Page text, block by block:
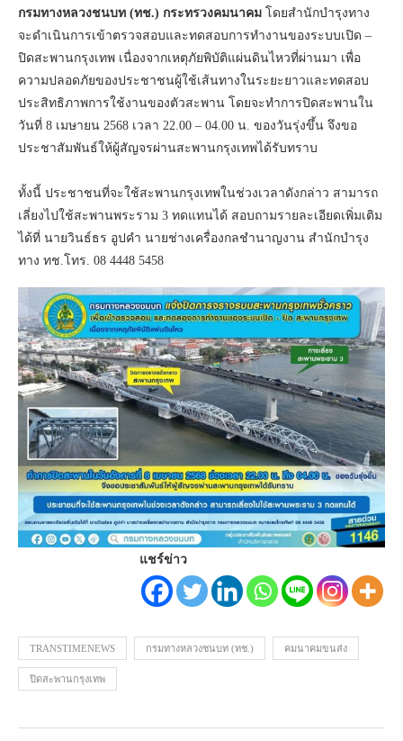
กรมทางหลวงชนบท (ทช.) กระทรวงคมนาคม โดยสำนักบำรุงทาง
จะดำเนินการเข้าตรวจสอบและทดสอบการทำงานของระบบเปิด –
ปิดสะพานกรุงเทพ เนื่องจากเหตุภัยพิบัติแผ่นดินไหวที่ผ่านมา เพื่อ
ความปลอดภัยของประชาชนผู้ใช้เส้นทางในระยะยาวและทดสอบ
ประสิทธิภาพการใช้งานของตัวสะพาน โดยจะทำการปิดสะพานใน
วันที่ 8 เมษายน 2568 เวลา 22.00 – 04.00 น. ของวันรุ่งขึ้น จึงขอ
ประชาสัมพันธ์ให้ผู้สัญจรผ่านสะพานกรุงเทพได้รับทราบ
ทั้งนี้ ประชาชนที่จะใช้สะพานกรุงเทพในช่วงเวลาดังกล่าว สามารถ
เลี่ยงไปใช้สะพานพระราม 3 ทดแทนได้ สอบถามรายละเอียดเพิ่มเติม
ได้ที่ นายวินธ์ธร อูปคำ นายช่างเครื่องกลชำนาญงาน สำนักบำรุง
ทาง ทช.โทร. 08 4448 5458
แชร์ข่าว
TRANSTIMENEWS กรมทางหลวงชนบท (ทช.) คมนาคมขนส่ง
ปิดสะพานกรุงเทพ